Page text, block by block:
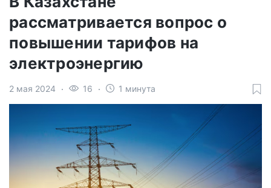
рассматривается вопрос о
повышении тарифов на
электроэнергию
2 мая 2024 16 1 минута